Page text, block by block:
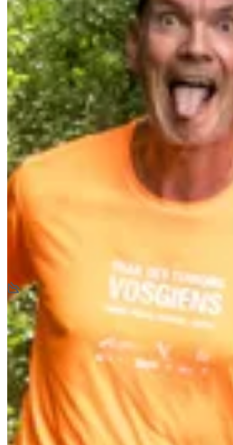
Résultats :
2025
Courses
juillet 2027
Date à confirmer
Trail 10 km
km
+330
-330
18:00
Trail
Trail découverte